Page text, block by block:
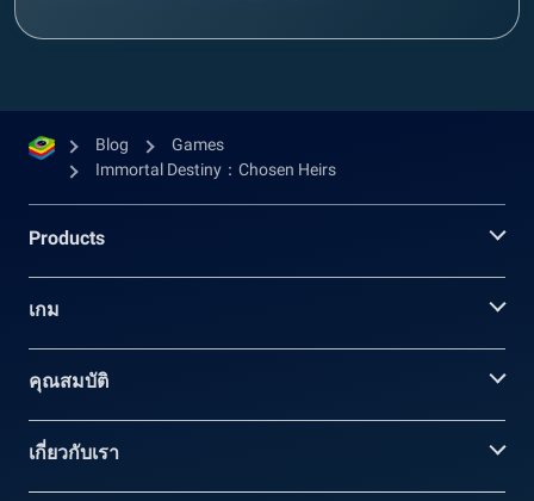
Blog
Games
Immortal Destiny：Chosen Heirs
Products
เกม
คุณสมบัติ
เกี่ยวกับเรา